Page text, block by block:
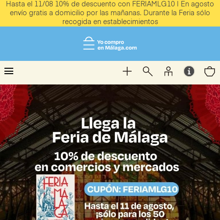
Hasta el 11/08 10% de descuento con FERIAMLG10 | En agosto
envío gratis a domicilio por las mañanas. Durante la Feria sólo
recogida en establecimientos
menu